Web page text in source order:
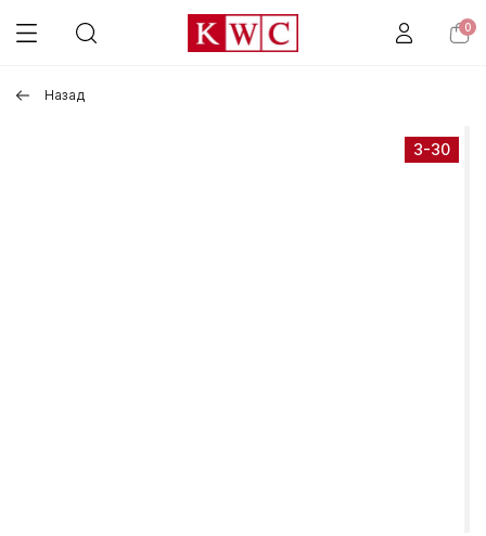
0
Назад
3-30